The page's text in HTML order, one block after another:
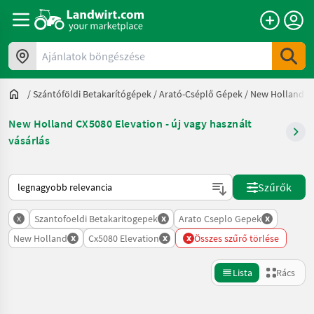
Ajánlatok böngészése
/Szántóföldi Betakarítógépek /Arató-Cséplő Gépek / New Holland
New Holland CX5080 Elevation - új vagy használt
vásárlás
Így van sorba rendezve a Landwirt.com-on
Szűrők
x Szantofoeldi Betakaritogepek x Arato Cseplo Gepek x
New Holland x Cx5080 Elevation x x Összes szűrő törlése
Lista Rács